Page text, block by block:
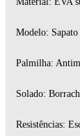
Modelo: Sapato
Palmilha:
Solado:
Resistências: